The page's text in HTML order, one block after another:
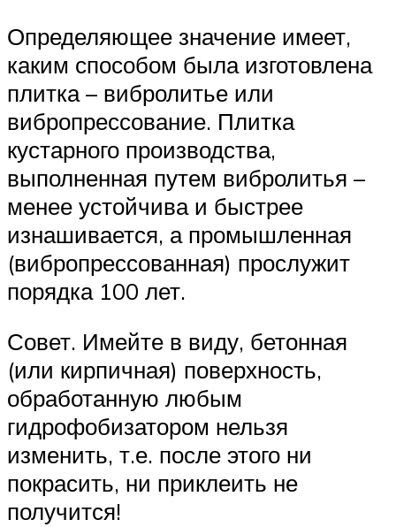
Определяющее значение имеет,
каким способом была изготовлена
плитка – вибролитье или
вибропрессование. Плитка
кустарного производства,
выполненная путем вибролитья –
менее устойчива и быстрее
изнашивается, а промышленная
(вибропрессованная) прослужит
порядка 100 лет.
Совет. Имейте в виду, бетонная
(или кирпичная) поверхность,
обработанную любым
гидрофобизатором нельзя
изменить, т.е. после этого ни
покрасить, ни приклеить не
получится!